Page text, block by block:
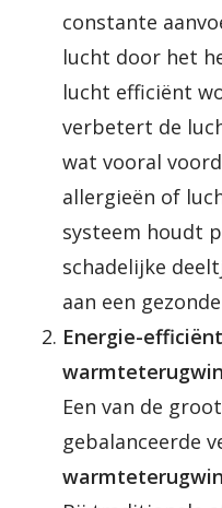
constante
lucht door het
lucht efficiënt
verbetert de
wat vooral
allergieën of
systeem houdt
schadelijke
aan een
Energie-
Een van de
gebalanceerde